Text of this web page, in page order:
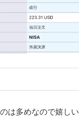
は多めなので嬉しい